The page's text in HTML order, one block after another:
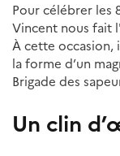
Pour célébrer les
Vincent nous fait
À cette occasion,
la forme d’un
Brigade des
Un clin